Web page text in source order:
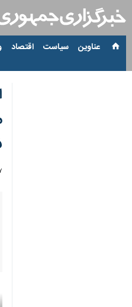
عناوین‌ سیاست اقتصاد
۷ تیر